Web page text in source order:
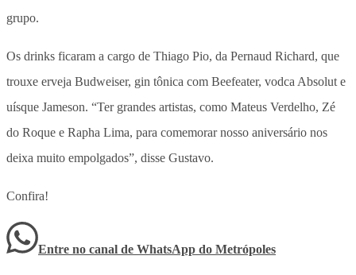
grupo.
Os drinks ficaram a cargo de Thiago Pio, da Pernaud Richard, que
trouxe erveja Budweiser, gin tônica com Beefeater, vodca Absolut e
uísque Jameson. “Ter grandes artistas, como Mateus Verdelho, Zé
do Roque e Rapha Lima, para comemorar nosso aniversário nos
deixa muito empolgados”, disse Gustavo.
Confira!
Entre no canal de WhatsApp do Metrópoles